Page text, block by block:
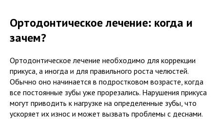
Ортодонтическое лечение: когда и
зачем?
Ортодонтическое лечение необходимо для коррекции
прикуса, а иногда и для правильного роста челюстей.
Обычно оно начинается в подростковом возрасте, когда
все постоянные зубы уже прорезались. Нарушения прикуса
могут приводить к нагрузке на определенные зубы, что
ускоряет их износ и может вызвать проблемы с деснами.